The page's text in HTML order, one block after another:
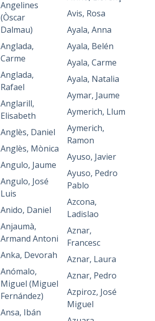
Angelines
(Òscar
Dalmau)
Anglada,
Carme
Anglada,
Rafael
Anglarill,
Elisabeth
Anglès, Daniel
Anglès, Mònica
Angulo, Jaume
Angulo, José
Luis
Anido, Daniel
Anjaumà,
Armand Antoni
Anka, Devorah
Anómalo,
Miguel (Miguel
Fernández)
Ansa, Ibán
Avis, Rosa
Ayala, Anna
Ayala, Belén
Ayala, Carme
Ayala, Natalia
Aymar, Jaume
Aymerich, Llum
Aymerich,
Ramon
Ayuso, Javier
Ayuso, Pedro
Pablo
Azcona,
Ladislao
Aznar,
Francesc
Aznar, Laura
Aznar, Pedro
Azpiroz, José
Miguel